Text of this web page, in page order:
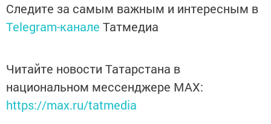
Следите за самым важным и интересным в
Telegram-канале Татмедиа
Читайте новости Татарстана в
национальном мессенджере MАХ:
https://max.ru/tatmedia